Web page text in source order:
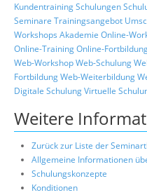
KundentrainingSchulungen
Seminare Trainingsangebot
Workshops Akademie Online-
Online-TrainingOnline-
Web-WorkshopWeb-Schulung
FortbildungWeb-Weiterbildung
Digitale SchulungVirtuelle
Weitere
Zurück zur Liste der
Allgemeine Informationen
Schulungskonzepte
Konditionen